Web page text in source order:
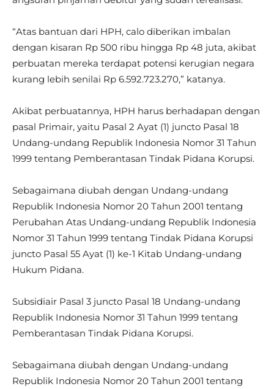
“Atas bantuan dari HPH, calo diberikan imbalan
dengan kisaran Rp 500 ribu hingga Rp 48 juta, akibat
perbuatan mereka terdapat potensi kerugian negara
kurang lebih senilai Rp 6.592.723.270,” katanya.
Akibat perbuatannya, HPH harus berhadapan dengan
pasal Primair, yaitu Pasal 2 Ayat (1) juncto Pasal 18
Undang-undang Republik Indonesia Nomor 31 Tahun
1999 tentang Pemberantasan Tindak Pidana Korupsi.
Sebagaimana diubah dengan Undang-undang
Republik Indonesia Nomor 20 Tahun 2001 tentang
Perubahan Atas Undang-undang Republik Indonesia
Nomor 31 Tahun 1999 tentang Tindak Pidana Korupsi
juncto Pasal 55 Ayat (1) ke-1 Kitab Undang-undang
Hukum Pidana.
Subsidiair Pasal 3 juncto Pasal 18 Undang-undang
Republik Indonesia Nomor 31 Tahun 1999 tentang
Pemberantasan Tindak Pidana Korupsi.
Sebagaimana diubah dengan Undang-undang
Republik Indonesia Nomor 20 Tahun 2001 tentang